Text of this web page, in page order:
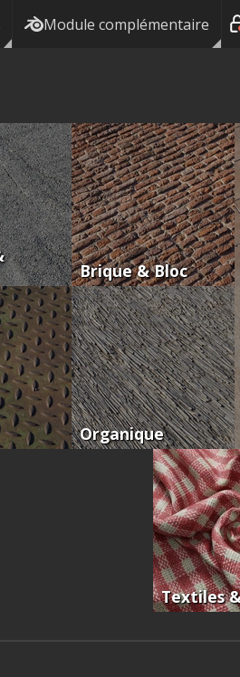
Module complémentaire
Brique & Bloc
Organique
Textiles